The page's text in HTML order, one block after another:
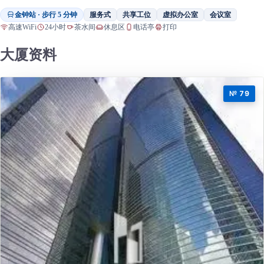
金钟站 · 步行 5 分钟 服务式 共享工位 虚拟办公室 会议室
高速WiFi 24小时 茶水间 休息区 电话亭 打印
大厦资料
№ 79